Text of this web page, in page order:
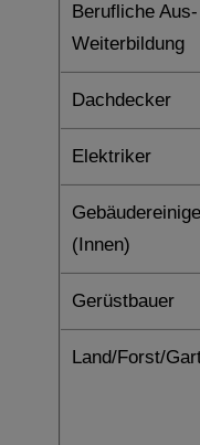
Berufliche
Weiterbildung
Dachdecker
Elektriker
(Innen)
Gerüstbauer
Land/Forst/